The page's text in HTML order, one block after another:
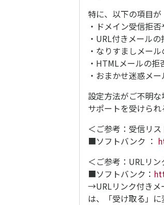
特に、以下の項目
・ドメイン受信拒
・URL付きメールの
・なりすましメー
・HTMLメールの拒
・おまかせ迷惑メ
設定方法がご不明
サポートを受けら
＜ご参考：受信リ
■ソフトバンク ：
＜ご参考：URLリ
■ソフトバンク：
→URLリンク付きメ
は、「受け取る」に